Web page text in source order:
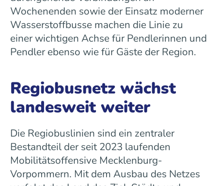
Wochenenden sowie der Einsatz moderner
Wasserstoffbusse machen die Linie zu
einer wichtigen Achse für Pendlerinnen und
Pendler ebenso wie für Gäste der Region.
Regiobusnetz wächst
landesweit weiter
Die Regiobuslinien sind ein zentraler
Bestandteil der seit 2023 laufenden
Mobilitätsoffensive Mecklenburg-
Vorpommern. Mit dem Ausbau des Netzes